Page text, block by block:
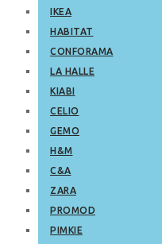
IKEA
HABITAT
CONFORAMA
LA HALLE
KIABI
CELIO
GEMO
H&M
C&A
ZARA
PROMOD
PIMKIE